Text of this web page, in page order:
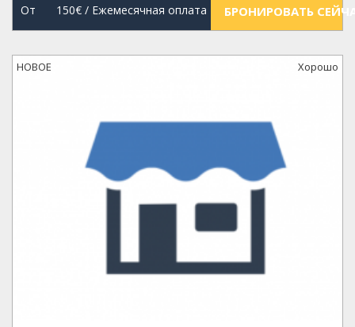
От 150€/ Ежемесячная оплата БРОНИРОВАТЬ
НОВОЕ Xорошо